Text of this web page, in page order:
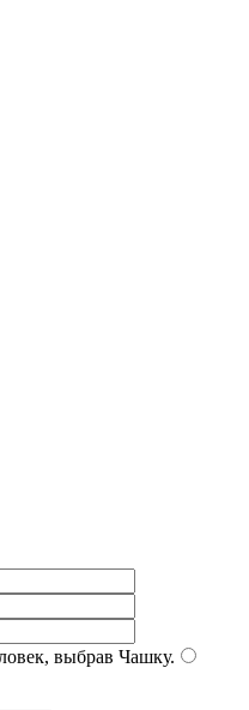
выбрав Чашку.